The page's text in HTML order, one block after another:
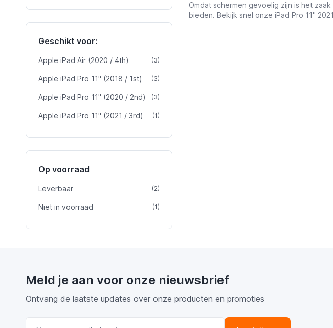
Geschikt voor:
Apple iPad Air (2020 / 4th) (3)product
Apple iPad Pro 11" (2018 / 1st) (3)product
Apple iPad Pro 11" (2020 / 2nd) (3)product
Apple iPad Pro 11" (2021 / 3rd) (1)product
Op voorraad
Leverbaar (2)product
Niet in voorraad (1)product
Omdat schermen gevoelig zijn is het
bieden. Bekijk snel onze iPad Pro 11"
Meld je aan voor onze nieuwsbrief
Ontvang de laatste updates over onze producten en promoties